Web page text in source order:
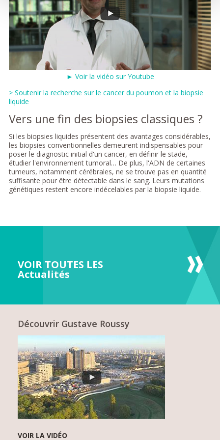
► Voir la vidéo sur Youtube
> Soutenir la recherche sur le cancer du poumon et la biopsie
liquide
Vers une fin des biopsies classiques ?
Si les biopsies liquides présentent des avantages considérables,
les biopsies conventionnelles demeurent indispensables pour
poser le diagnostic initial d'un cancer, en définir le stade,
étudier l'environnement tumoral… De plus, l'ADN de certaines
tumeurs, notamment cérébrales, ne se trouve pas en quantité
suffisante pour être détectable dans le sang. Leurs mutations
génétiques restent encore indécelables par la biopsie liquide.
VOIR TOUTES LES
Actualités
Découvrir Gustave Roussy
VOIR LA VIDÉO